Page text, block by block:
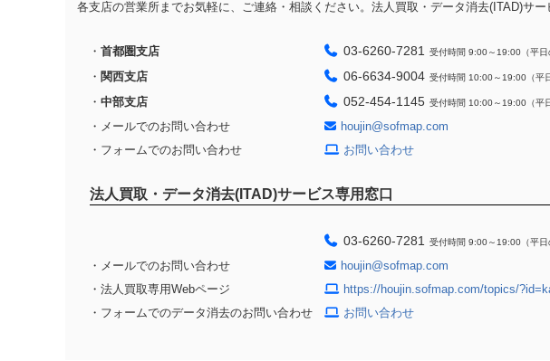
各支店の営業所までお気軽に、ご連絡・相談ください。法人買取・データ消去(ITAD)サ
・ 首都圏支店 03-6260-7281 受付時間 9:00～19:00（平日
・ 関西支店 06-6634-9004 受付時間 10:00～19:00（平
・ 中部支店 052-454-1145 受付時間 10:00～19:00（平
・メールでのお問い合わせ
houjin@sofmap.com
・フォームでのお問い合わせ
お問い合わせ
法人買取・データ消去(ITAD)サービス専用窓口
03-6260-7281 受付時間 9:00～19:00（平日
・メールでのお問い合わせ
houjin@sofmap.com
・法人買取専用Webページ
https://houjin.sofmap.com/topics/
・フォームでのデータ消去のお問い合わせ
お問い合わせ